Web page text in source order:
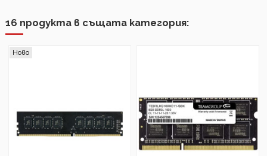
16 продукта в същата категория:
Ново